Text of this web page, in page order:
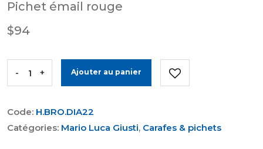
Pichet émail rouge
$94
- + Ajouter au panier
Code: H.BRO.DIA22
Catégories: Mario Luca Giusti, Carafes & pichets